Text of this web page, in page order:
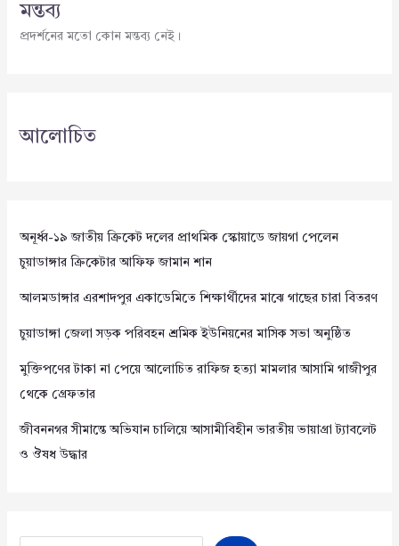
মন্তব্য
প্রদর্শনের মতো কোন মন্তব্য নেই।
আলোচিত
অনূর্ধ্ব-১৯ জাতীয় ক্রিকেট দলের প্রাথমিক স্কোয়াডে জায়গা পেলেন
চুয়াডাঙ্গার ক্রিকেটার আফিফ জামান শান
আলমডাঙ্গার এরশাদপুর একাডেমিতে শিক্ষার্থীদের মাঝে গাছের চারা বিতরণ
চুয়াডাঙ্গা জেলা সড়ক পরিবহন শ্রমিক ইউনিয়নের মাসিক সভা অনুষ্ঠিত
মুক্তিপণের টাকা না পেয়ে আলোচিত রাফিজ হত্যা মামলার আসামি গাজীপুর
থেকে গ্রেফতার
জীবননগর সীমান্তে অভিযান চালিয়ে আসামীবিহীন ভারতীয় ভায়াগ্রা ট্যাবলেট
ও ঔষধ উদ্ধার